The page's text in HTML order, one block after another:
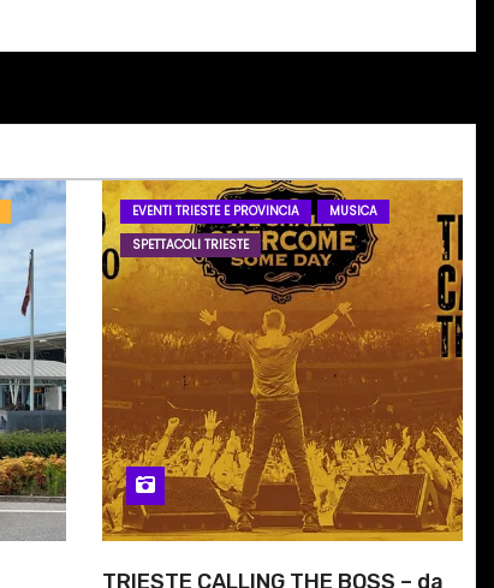
EVENTI TRIESTE E PROVINCIA
MUSICA
SPETTACOLI TRIESTE
TRIESTE CALLING THE BOSS – da